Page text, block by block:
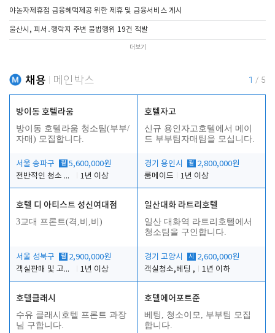
야놀자제휴점 금융혜택제공 위한 제휴 및 금융서비스 게시
울산시, 피서․행락지 주변 불법행위 19건 적발
더보기
채용 메인박스 1 / 5
방이동 호텔라움
방이동 호텔라움 청소팀(부부/
자매) 모집합니다.
서울 송파구 월 5,600,000원
전반적인 청소 업무(객실청소.객실정리)
1년 이상
호텔자고
신규 용인자고호텔에서 메이
드 부부팀자매팀을 모십니다.
경기 용인시 월 2,800,000원
룸메이드
1년 이상
호텔 디 아티스트 성신여대점
3교대 프론트(격,비,비)
서울 성북구 월 2,900,000원
객실판매 및 고객응대
1년 이상
일산대화 라트리호텔
일산 대화역 라트리호텔에서
청소팀을 구인합니다.
경기 고양시 시
2,600,000원
객실청소,베팅 ,
1년 이하
호텔클래시
수유 클래시호텔 프론트 과장
님 구합니다.
호텔에어포트준
베팅, 청소이모, 부부팀 모집
합니다.